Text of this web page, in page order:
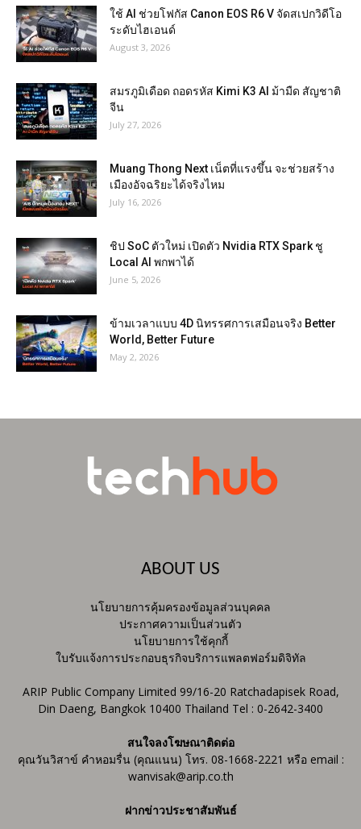
ใช้ AI ช่วยโฟกัส Canon EOS R6 V จัดสเปกวิดีโอ
ระดับไฮเอนด์
August 3, 2026
สมรภูมิเดือด ถอดรหัส Kimi K3 AI ม้ามืด สัญชาติ
จีน
July 27, 2026
Muang Thong Next เน็ตที่แรงขึ้น จะช่วยสร้าง
เมืองอัจฉริยะได้จริงไหม
July 16, 2026
ชิป SoC ตัวใหม่ เปิดตัว Nvidia RTX Spark ชู
Local AI พกพาได้
June 5, 2026
ข้ามเวลาแบบ 4D นิทรรศการเสมือนจริง Better
World, Better Future
May 2, 2026
ABOUT US
นโยบายการคุ้มครองข้อมูลส่วนบุคคล
ประกาศความเป็นส่วนตัว
นโยบายการใช้คุกกี้
ใบรับแจ้งการประกอบธุรกิจบริการแพลตฟอร์มดิจิทัล
ARIP Public Company Limited 99/16-20 Ratchadapisek Road,
Din Daeng, Bangkok 10400 Thailand Tel : 0-2642-3400
สนใจลงโฆษณาติดต่อ
คุณวันวิสาข์ คำหอมรื่น (คุณแนน) โทร. 08-1668-2221 หรือ email :
wanvisak@arip.co.th
ฝากข่าวประชาสัมพันธ์